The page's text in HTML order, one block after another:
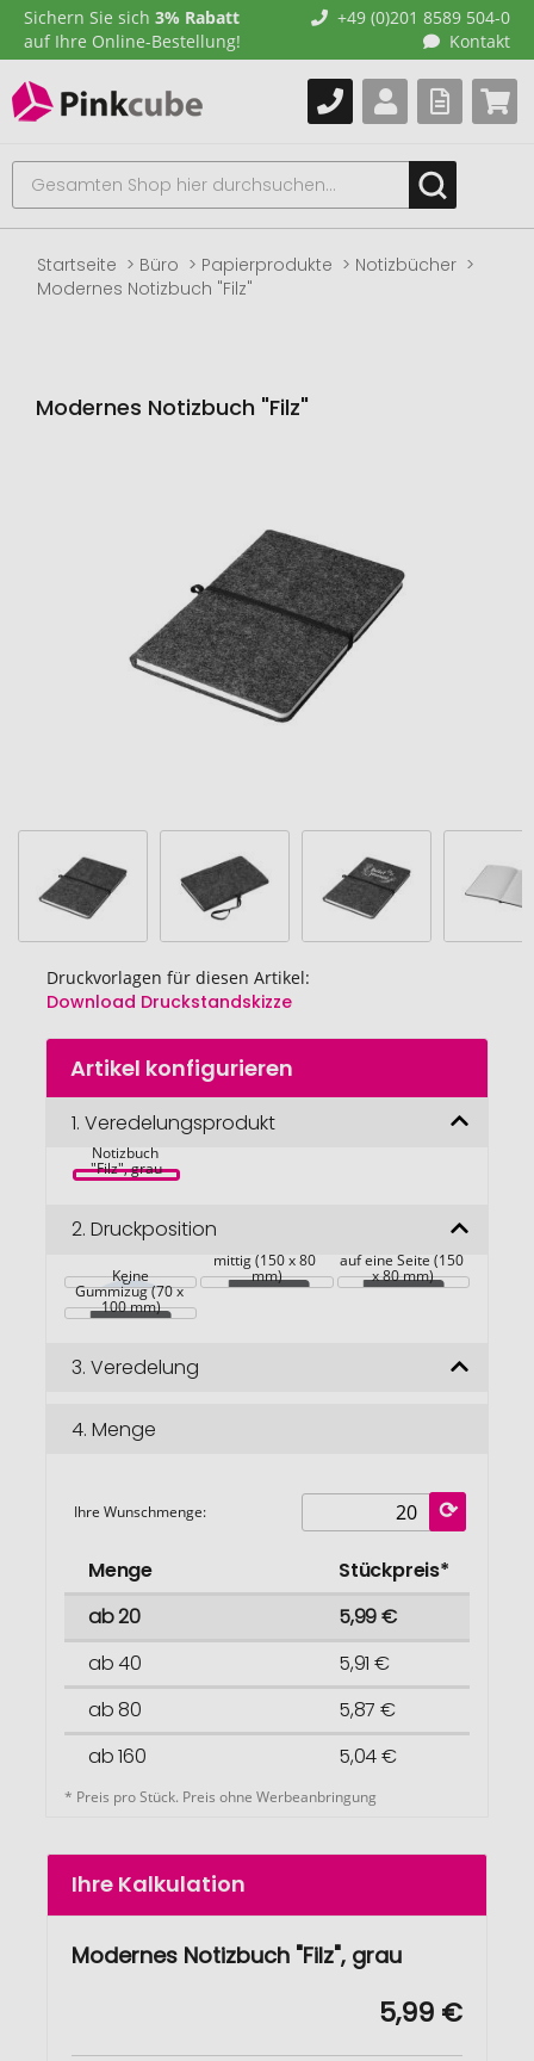
Sichern Sie sich 3% Rabatt
auf Ihre Online-Bestellung!
+49 (0)201 8589 504-0
Kontakt
Startseite Büro Papierprodukte
Notizbücher
Modernes Notizbuch "Filz"
Modernes Notizbuch "Filz"
Druckvorlagen für diesen Artikel:
Download Druckstandskizze
Zum
Anfang
Bildgalerie
Artikel konfigurieren
1. Veredelungsprodukt
Notizbuch
"Filz", grau
2. Druckposition
Keine
mittig (150 x 80
mm)
auf eine Seite (150
x 80 mm)
mittig über
Gummizug (70 x
100 mm)
3. Veredelung
4. Menge
Ihre Wunschmenge:
Menge
Stückpreis*
ab 20
5,99 €
ab 40
5,91 €
ab 80
5,87 €
ab 160
5,04 €
* Preis pro Stück. Preis ohne Werbeanbringung
Ihre Kalkulation
Modernes Notizbuch "Filz", grau
5,99 €